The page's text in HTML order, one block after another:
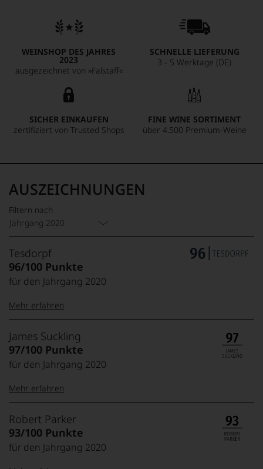
sandigen und kiesigen Gneisböden wurzeln. Der 2020er
Jahrgang präsentiert sich balsamisch, dunkel, würzig und
Tannin und einer Aromatik von Unterholz und Waldbeeren.
Besonders beeindruckend ist, wie geschliffen und fein dieser
Wein jetzt schon wirkt!
WEINSHOP DES JAHRES
2023
ausgezeichnet von »Falstaff«
SCHNELLE LIEFERUNG
3 - 5 Werktage (DE)
SICHER EINKAUFEN
zertifiziert von Trusted Shops
FINE WINE SORTIMENT
über 4.500 Premium-Weine
AUSZEICHNUNGEN
Filtern nach
Jahrgang 2020
Tesdorpf
96/100 Punkte
für den Jahrgang 2020
99–100 Punkte:
95–98 Punkte:
85–89 Punkte:
Tesdorpf
Der
Name
Tesdorpf
für
»Fine
Wine«,
für
die
edlen
Mehr erfahren
James Suckling
97/100 Punkte
für den Jahrgang 2020
100-95 Punkte:
90 Punkte und
James
Suckling
Der
Amerikaner
Mehr erfahren
Robert Parker
93/100 Punkte
für den Jahrgang 2020